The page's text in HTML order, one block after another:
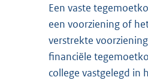
Een vaste
een voorziening of
verstrekte
financiële
college vastgelegd in